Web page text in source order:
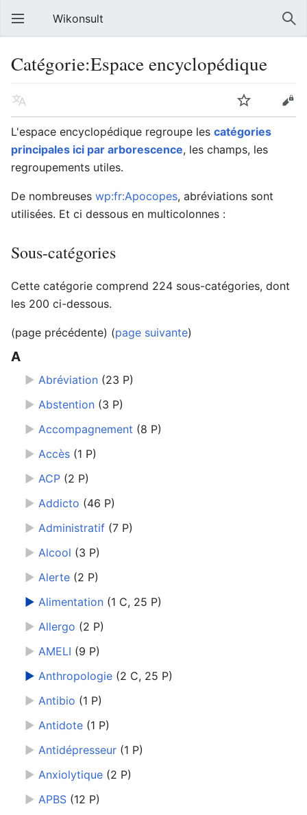
Wikonsult
Catégorie:Espace encyclopédique
Lire
L'espace encyclopédique regroupe les catégories
principales ici par arborescence, les champs, les
regroupements utiles.
De nombreuses wp:fr:Apocopes, abréviations sont
utilisées. Et ci dessous en multicolonnes :
Sous-catégories
Cette catégorie comprend 224 sous-catégories, dont
les 200 ci-dessous.
(page précédente) (page suivante)
A
► Abréviation (23 P)
► Abstention (3 P)
► Accompagnement (8 P)
► Accès (1 P)
► ACP (2 P)
► Addicto (46 P)
► Administratif (7 P)
► Alcool (3 P)
► Alerte (2 P)
► Alimentation (1 C, 25 P)
► Allergo (2 P)
► AMELI (9 P)
► Anthropologie (2 C, 25 P)
► Antibio (1 P)
► Antidote (1 P)
► Antidépresseur (1 P)
► Anxiolytique (2 P)
► APBS (12 P)